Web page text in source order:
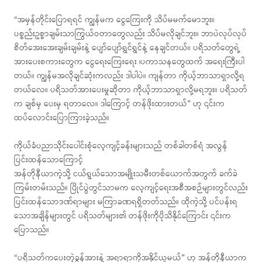
“အမှန်တိုင်းပြောရရင် ကျွန်မက ငွေကြေးကို သိပ်မမက်မောဘူး။
ပစ္စည်းဥစ္စာချမ်းသာကြွယ်ဝတာတွေလည်း သိပ်မလိုချင်ဘူး။ ဘာပဲလုပ်လုပ်
စိတ်အေးအေးချမ်းချမ်းနဲ့ ပျော်ပျော်ရွှင်ရွှင်နဲ့ နေချင်တယ်။ ပရိသတ်တွေရဲ့
အားပေးစကားတွေက ငွေရေးကြေးရေး ၊ပကာသနတွေထက် အရေးကြီးပါ
တယ်။ ကျွန်မအလိုချင်ဆုံးကလည်း ဒါပါပဲ။ ကျန်တာ ကိုယ့်ဘာသာရှာလို့ရ
တယ်လေ။ ပရိသတ်အားပေးမှုဆိုတာ ကိုယ့်ဘာသာရှာလို့မရဘူး။ ပရိသတ်
က ချစ်မှ ပေးမှ ရတာလေ။ ဒါကြောင့် တန်ဖိုးထားတယ်” ဟု ၎င်းက
ထပ်လောင်းပြောကြားခဲ့သည်။
ကိုယ်ခံပညာသိုင်းပေါင်းစုံလေ့ကျင့်ခန်းများသည် တစ်ခါတစ်ရံ အလွန်
ပြင်းထန်သောကြောင့်
အန်တိုနီယာကဲ့သို့ ငယ်ရွယ်သောအမျိုးသမီးတစ်ယောက်အတွက် ခက်ခဲ
ကြမ်းတမ်းသည်။ ပြိုင်ပွဲတွင်သာမက လေ့ကျင့်ရေးအစီအစဉ်များတွင်လည်း
ပြင်းထန်သောဒဏ်ရာများ မကြာခဏရရှိတတ်သည်။ ထိုကဲ့သို့ ပင်ပန်းရ
သောအချိန်များတွင် ပရိသတ်များ၏ တန်ဖိုးကိုပိုသိနိုင်ကြောင်း ၎င်းက
ပြောသည်။
“ပရိသတ်ကပေးတဲ့ခွန်အားနဲ့ အရာရာကိုအနိုင်ယူမယ်” ဟု အန်တိုနီယာက